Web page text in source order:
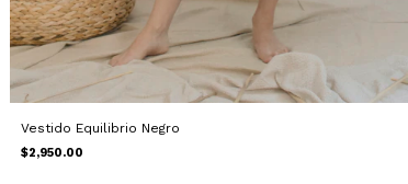
Vestido Equilibrio Negro
$2,950.00